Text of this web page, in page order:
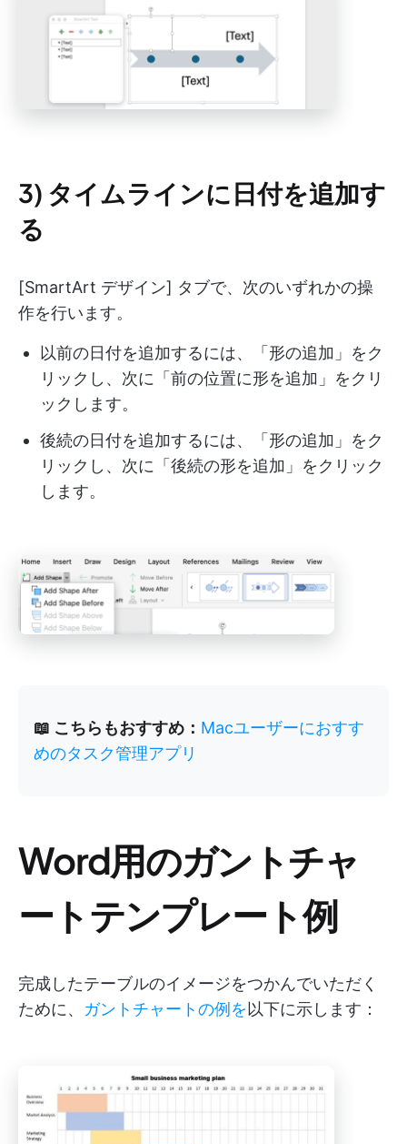
3) タイムラインに日付を追加す
る
[SmartArt デザイン] タブで、次のいずれかの操
作を行います。
以前の日付を追加するには、「形の追加」をク
リックし、次に「前の位置に形を追加」をクリ
ックします。
後続の日付を追加するには、「形の追加」をク
リックし、次に「後続の形を追加」をクリック
します。
📖 こちらもおすすめ： Macユーザーにおすす
めのタスク管理アプリ
Word用のガントチャ
ートテンプレート例
完成したテーブルのイメージをつかんでいただく
ために、 ガントチャートの例を 以下に示します：